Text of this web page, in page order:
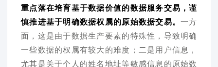
重点落在培育基于数据价值的数据服务交易，谨
慎推进基于明确数据权属的原始数据交易。一方
面，这是由于数据生产要素的特殊性，导致明确
一些数据的权属有较大的难度；二是用户信息，
尤其是关于个人的姓名地址等敏感信息的原始数